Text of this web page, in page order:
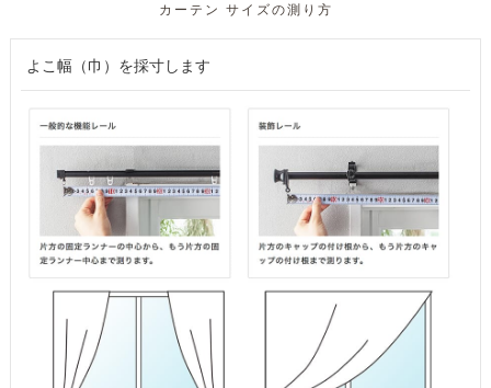
カーテン サイズの測り方
よこ幅（巾）を採寸します